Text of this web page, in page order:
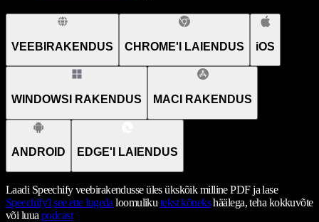
VEEBIRAKENDUS CHROME'I LAIENDUS iOS
WINDOWSI RAKENDUS MACI RAKENDUS
ANDROID EDGE'I LAIENDUS
Laadi Speechify veebirakendusse üles ükskõik milline PDF ja lase
Speechify'l see ette lugeda loomuliku tekst kõnekshäälega, teha kokkuvõte
või luua podcast